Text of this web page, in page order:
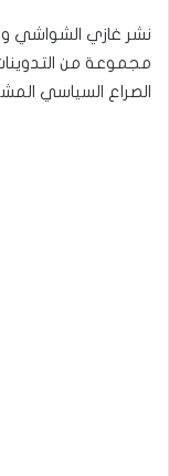
نشر غازي الشواشي
مجموعة من
الصراع السياسي